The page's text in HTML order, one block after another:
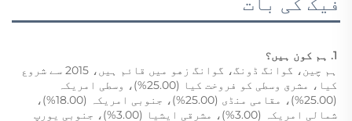
1. ہم کون ہیں؟